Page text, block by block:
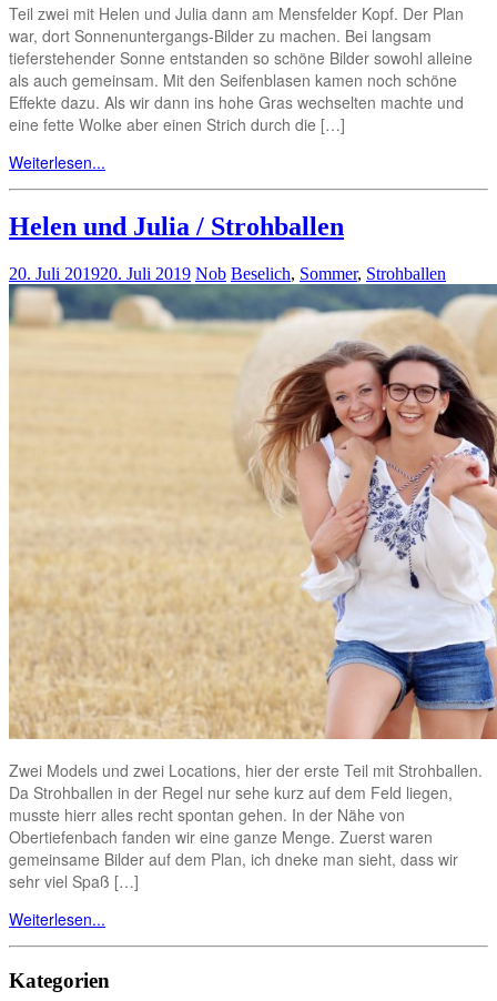
Teil zwei mit Helen und Julia dann am Mensfelder Kopf. Der Plan
war, dort Sonnenuntergangs-Bilder zu machen. Bei langsam
tieferstehender Sonne entstanden so schöne Bilder sowohl alleine
als auch gemeinsam. Mit den Seifenblasen kamen noch schöne
Effekte dazu. Als wir dann ins hohe Gras wechselten machte und
eine fette Wolke aber einen Strich durch die […]
Weiterlesen...
Helen und Julia / Strohballen
20. Juli 201920. Juli 2019 Nob Beselich, Sommer, Strohballen
Zwei Models und zwei Locations, hier der erste Teil mit Strohballen.
Da Strohballen in der Regel nur sehe kurz auf dem Feld liegen,
musste hierr alles recht spontan gehen. In der Nähe von
Obertiefenbach fanden wir eine ganze Menge. Zuerst waren
gemeinsame Bilder auf dem Plan, ich dneke man sieht, dass wir
sehr viel Spaß […]
Weiterlesen...
Kategorien